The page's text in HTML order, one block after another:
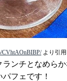
CVhtAOnBIBP/⁡ より引用
ンチとなめら
フェです！